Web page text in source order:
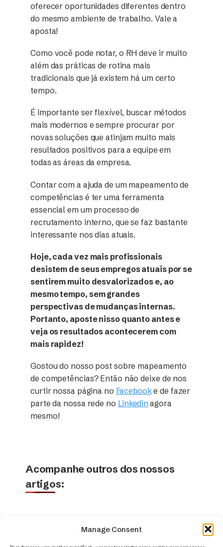
Manage Consent
oferecer oportunidades diferentes dentro
do mesmo ambiente de trabalho. Vale a
aposta!
Como você pode notar, o RH deve ir muito
além das práticas de rotina mais
tradicionais que já existem há um certo
tempo.
É importante ser flexível, buscar métodos
mais modernos e sempre procurar por
novas soluções que atinjam muito mais
resultados positivos para a equipe em
todas as áreas da empresa.
Contar com a ajuda de um mapeamento de
competências é ter uma ferramenta
essencial em um processo de
recrutamento interno, que se faz bastante
interessante nos dias atuais.
Hoje, cada vez mais profissionais
desistem de seus empregos atuais por se
sentirem muito desvalorizados e, ao
mesmo tempo, sem grandes
perspectivas de mudanças internas.
Portanto, aposte nisso quanto antes e
veja os resultados acontecerem com
mais rapidez!
Gostou do nosso post sobre mapeamento
de competências? Então não deixe de nos
curtir nossa página no Facebooke de fazer
parte da nossa rede no Linkedinagora
mesmo!
Acompanhe outros dos nossos
artigos: